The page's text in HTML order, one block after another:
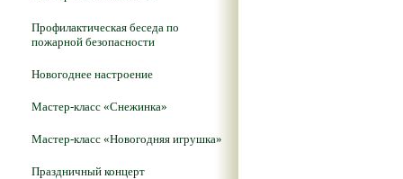
Профилактическая беседа по
пожарной безопасности
Новогоднее настроение
Мастер-класс «Снежинка»
Мастер-класс «Новогодняя игрушка»
Праздничный концерт